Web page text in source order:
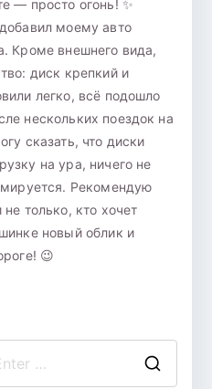
— просто огонь! ✨
моему авто
Кроме внешнего вида,
диск крепкий и
легко, всё подошло
нескольких поездок на
сказать, что диски
на ура, ничего не
Рекомендую
только, кто хочет
новый облик и
😉